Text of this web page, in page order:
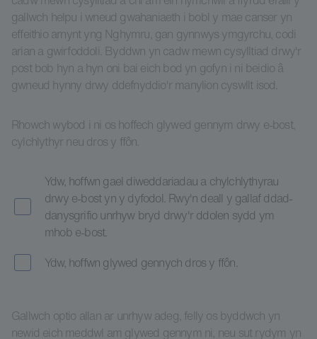
gallwch helpu i wneud gwahaniaeth i bobl y mae canser yn
effeithio arnynt yng Nghymru, gan gynnwys ymgyrchu, codi
arian a gwirfoddoli. Byddwn yn cadw mewn cysylltiad drwy'r
post bob hyn a hyn oni bai eich bod yn gofyn i ni beidio â
gwneud hynny drwy ddefnyddio'r manylion cyswllt isod.
Rhowch wybod i ni os hoffech glywed gennym drwy e-bost,
cylchlythyr neu dros y ffôn.
Ydw, hoffwn gael diweddariadau a chylchlythyrau
drwy e-bost yn y dyfodol. Rwy'n deall y gallaf ddad-
danysgrifio unrhyw bryd drwy'r ddolen sydd ym
mhob e-bost.
Ydw, hoffwn glywed gennych dros y ffôn.
Gallwch optio allan ar unrhyw adeg, felly os byddwch yn
newid eich meddwl am glywed gennym ni, neu sut rydym yn